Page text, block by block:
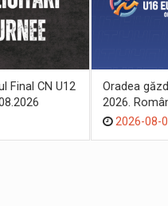
Final CN U12
Oradea
2026.
suporteri
2026-08-